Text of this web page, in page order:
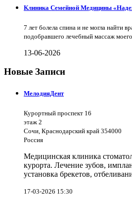
Клиника Семейной Медицины
7 лет болела спина и не могла найти
подобравшего лечебный массаж
13-06-2026
Новые Записи
МелодияДент
Курортный проспект 16
этаж 2
Сочи, Краснодарский край 354000
Россия
Медицинская клиника
курорта. Лечение зубов,
установка брекетов,
17-03-2026 15:30